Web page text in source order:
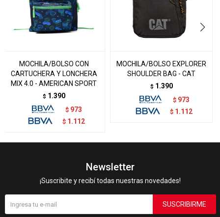
MOCHILA/BOLSO CON
CARTUCHERA Y LONCHERA
MIX 4.0 - AMERICAN SPORT
$ 1.390
$ 973
$ 1.112
MOCHILA/BOLSO EXPLORER
SHOULDER BAG - CAT
$ 1.390
$ 973
$ 1.112
Newsletter
¡Suscribite y recibí todas nuestras novedades!
SUSCRIBIRME